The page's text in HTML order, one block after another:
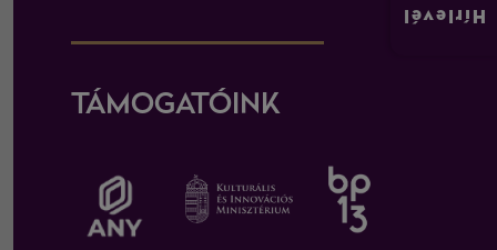
TÁMOGATÓINK
Hírlevél